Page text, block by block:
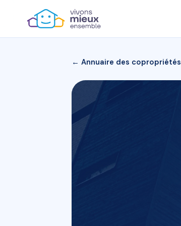
← Annuaire des copropriétés